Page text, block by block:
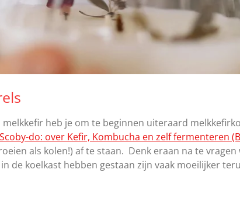
melkkefir heb je om te beginnen uiteraard
Scoby-do: over Kefir, Kombucha en zelf fermenteren
als kolen!) af te staan. Denk eraan na te
de koelkast hebben gestaan zijn vaak moeilijker